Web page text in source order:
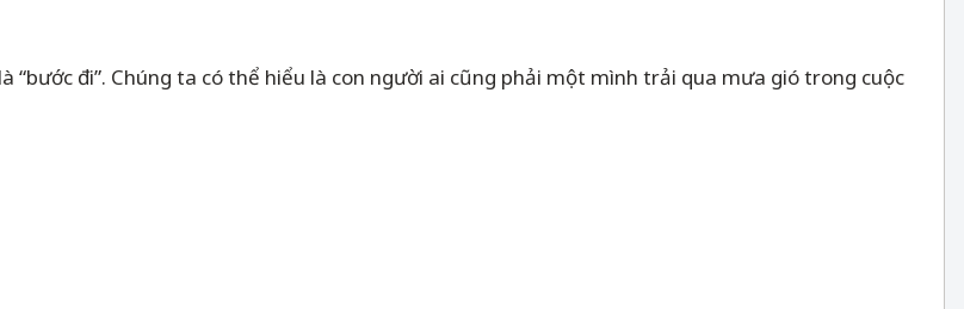
“bước đi”. Chúng ta có thể hiểu là con người ai cũng phải một mình trải qua mưa gió trong cuộc